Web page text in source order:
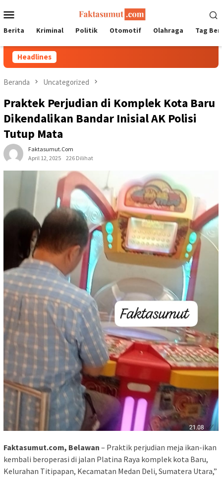
ke
kontenMobile
Berita Kriminal Politik Otomotif Olahraga Tag
Headlines
Beranda Uncategorized
Praktek Perjudian di Komplek Kota Baru
Dikendalikan Bandar Inisial AK Polisi
Tutup Mata
Faktasumut.com
April 12, 2025
226 Dilihat
Faktasumut.com, Belawan – Praktik perjudian meja ikan-ikan
kembali beroperasi di jalan Platina Raya komplek kota Baru,
Kelurahan Titipapan, Kecamatan Medan Deli, Sumatera Utara,”